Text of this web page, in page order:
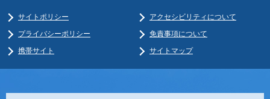
サイトポリシー
アクセシビリティについて
プライバシーポリシー
免責事項について
携帯サイト
サイトマップ